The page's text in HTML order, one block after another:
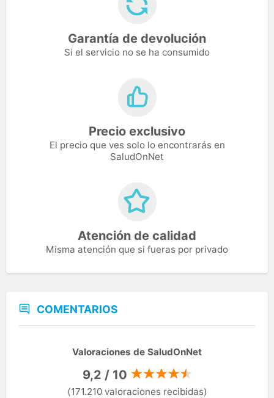
Garantía de devolución
Si el servicio no se ha consumido
Precio exclusivo
El precio que ves solo lo encontrarás en
SaludOnNet
Atención de calidad
Misma atención que si fueras por privado
COMENTARIOS
Valoraciones de SaludOnNet
9,2 / 10
(171.210 valoraciones recibidas)